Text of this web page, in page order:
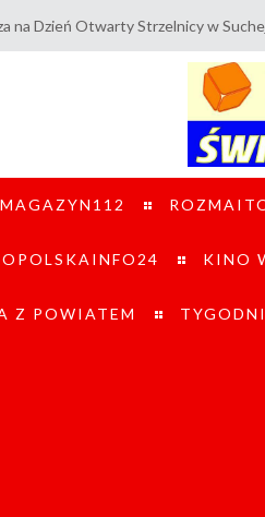
Strzelnicy w Suchej Beskidzkiej.
MAGAZYN112
KINO
Z POWIATEM